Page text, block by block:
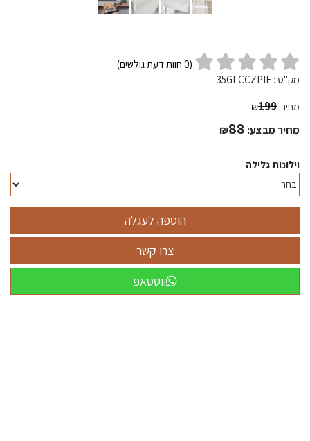
(
0 חוות דעת גולשים)
מק"ט : 35GLCCZPIF
מחיר: ₪199
מחיר מבצע: ₪88
וילונות גלילה
ווטסאפ